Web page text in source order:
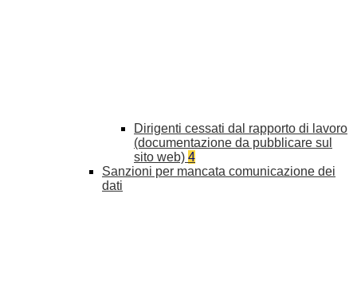
Dirigenti cessati dal rapporto di lavoro
(documentazione da pubblicare sul
sito web) 4
Sanzioni per mancata comunicazione dei
dati